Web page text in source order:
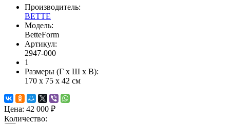
Производитель:
BETTE
Модель:
BetteForm
Артикул:
2947-000
1
Размеры (Г x Ш x В):
170 x 75 x 42 см
Цена: 42 000 ₽
Количество: